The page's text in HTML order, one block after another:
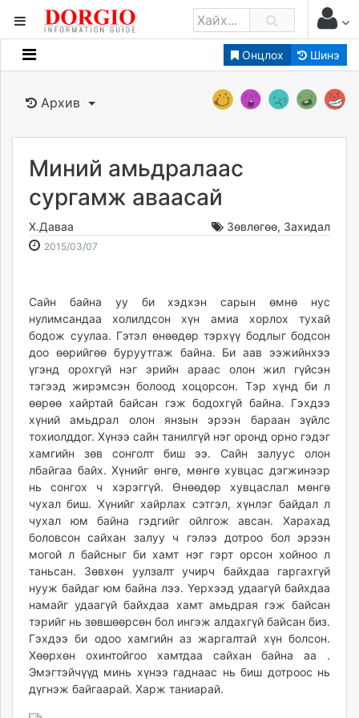
Онцлох Шинэ
Мэдээллийн
Банк санхүү
Бизнес ААН
Төрийн
dorgio.mn
Gogo.mn
Baabar.mn
tovch.mn
ikon.mn
mnb.mn
Livetv.mn
Eguur.mn
24tsag.mn
shuud.mn
eagle.mn
ergelt.mn
zarig.mn
today.mn
zuv.mn
mminfo.mn
ugluu.mn
urlag.mn
unen.mn
asu.mn
shudarga.mn
shuurhai.mn
Архив
Миний амьдралаас
сургамж аваасай
Х.Даваа Зөвлөгөө, Захидал
2015/03/07
00:40:38
22:53:59
Сайн байна уу би хэдхэн сарын өмнө нус
нулимсандаа холилдсон хүн амиа хорлох тухай
бодож суулаа. Гэтэл өнөөдөр тэрхүү бодлыг бодсон
доо өөрийгөө буруутгаж байна. Би аав ээжийнхээ
үгэнд орохгүй нэг эрийн араас олон жил гүйсэн
тэгээд жирэмсэн болоод хоцорсон. Тэр хүнд би л
өөрөө хайртай байсан гэж бодохгүй байна. Гэхдээ
хүний амьдрал олон янзын эрээн бараан зүйлс
тохиолддог. Хүнээ сайн танилгүй нэг оронд орно гэдэг
хамгийн зөв сонголт биш ээ. Сайн залуус олон
лбайгаа байх. Хүнийг өнгө, мөнгө хувцас дэгжинээр
нь сонгох ч хэрэггүй. Өнөөдөр хувцаслал мөнгө
чухал биш. Хүнийг хайрлах сэтгэл, хүнлэг байдал л
чухал юм байна гэдгийг ойлгож авсан. Харахад
боловсон сайхан залуу ч гэлээ дотроо бол эрээн
могой л байсныг би хамт нэг гэрт орсон хойноо л
таньсан. Зөвхөн уулзалт учирч байхдаа гаргахгүй
нууж байдаг юм байна лээ. Үерхээд удаагүй байхдаа
намайг удаагүй байхдаа хамт амьдрая гэж байсан
тэрийг нь зөвшөөрсөн бол ингэж алдахгүй байсан биз.
Гэхдээ би одоо хамгийн аз жаргалтай хүн болсон.
Хөөрхөн охинтойгоо хамтдаа сайхан байна аа .
Эмэгтэйчүүд минь хүнээ гаднаас нь биш дотроос нь
дүгнэж байгаарай. Харж таниарай.